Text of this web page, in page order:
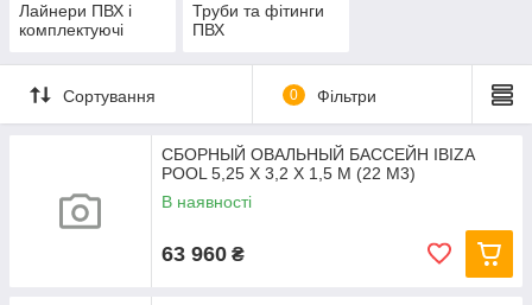
Лайнери ПВХ і
комплектуючі
Труби та фітинги
ПВХ
Сортування 0 Фільтри
СБОРНЫЙ ОВАЛЬНЫЙ БАССЕЙН IBIZA
POOL 5,25 Х 3,2 Х 1,5 М (22 М3)
В наявності
63 960 ₴